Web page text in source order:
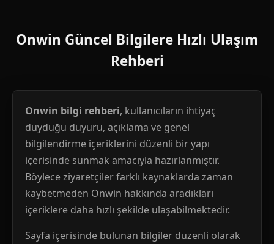
Onwin Güncel Bilgilere Hızlı Ulaşım
Rehberi
Onwin bilgi rehberi, kullanıcıların ihtiyaç
duyduğu duyuru, açıklama ve genel
bilgilendirme içeriklerini düzenli bir yapı
içerisinde sunmak amacıyla hazırlanmıştır.
Böylece ziyaretçiler farklı kaynaklarda zaman
kaybetmeden Onwin hakkında aradıkları
içeriklere daha hızlı şekilde ulaşabilmektedir.
Sayfa içerisinde bulunan bilgiler düzenli olarak